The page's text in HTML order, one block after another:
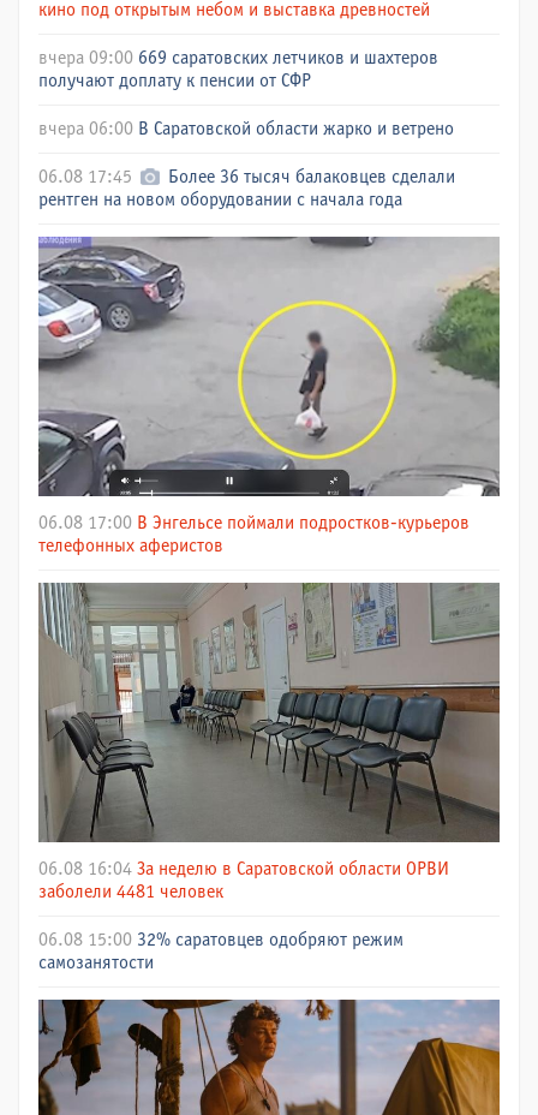
кино под открытым небом и выставка древностей
вчера 09:00 669 саратовских летчиков и шахтеров
получают доплату к пенсии от СФР
вчера 06:00 В Саратовской области жарко и ветрено
06.08 17:45
Более 36 тысяч балаковцев сделали
рентген на новом оборудовании с начала года
06.08 17:00 В Энгельсе поймали подростков-курьеров
телефонных аферистов
06.08 16:04 За неделю в Саратовской области ОРВИ
заболели 4481 человек
06.08 15:00 32% саратовцев одобряют режим
самозанятости